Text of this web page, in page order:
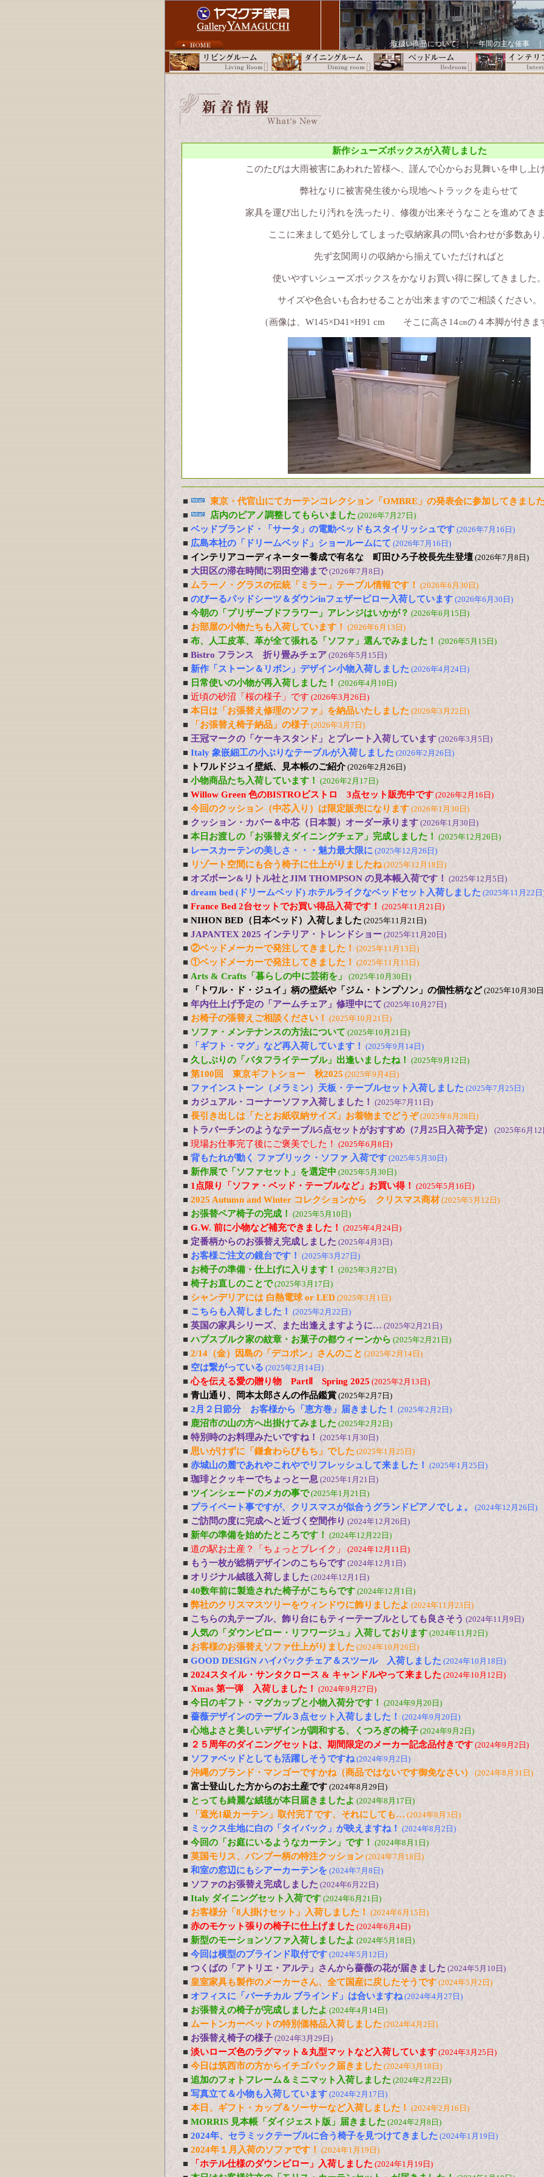
取扱い商品について｜年間の主な催事
新作シューズボックスが入荷しました
このたびは大雨被害にあわれた皆様へ、謹んで心からお見舞いを申し上
弊社なりに被害発生後から現地へトラックを走らせて
家具を運び出したり汚れを洗ったり、修復が出来そうなことを進めてき
ここに来まして処分してしまった収納家具の問い合わせが多数あり
先ず玄関周りの収納から揃えていただければと
使いやすいシューズボックスをかなりお買い得に探してきました
サイズや色合いも合わせることが出来ますのでご相談ください。
（画像は、W145×D41×H91 cm そこに高さ14㎝の４本脚が付きま
■
東京・代官山にてカーテンコレクション「OMBRE」の発表会に参加してきまし
■
店内のピアノ調整してもらいました (2026年7月27日)
■ ベッドブランド・「サータ」の電動ベッドもスタイリッシュです (2026年7月16日)
■ 広島本社の「ドリームベッド」ショールームにて (2026年7月16日)
■ インテリアコーディネーター養成で有名な 町田ひろ子校長先生登壇 (2026年7月8日)
■ 大田区の滞在時間に羽田空港まで(2026年7月8日)
■ ムラーノ・グラスの伝統「ミラー」テーブル情報です！ (2026年6月30日)
■ のびーるパッドシーツ＆ダウンinフェザーピロー入荷しています (2026年6月30日)
■ 今朝の「プリザーブドフラワー」アレンジはいかが？ (2026年6月15日)
■ お部屋の小物たちも入荷しています！ (2026年6月13日)
■ 布、人工皮革、革が全て張れる「ソファ」選んでみました！ (2026年5月15日)
■ Bistro フランス 折り畳みチェア (2026年5月15日)
■ 新作「ストーン＆リボン」デザイン小物入荷しました (2026年4月24日)
■ 日常使いの小物が再入荷しました！ (2026年4月10日)
■ 近頃の砂沼「桜の様子」です (2026年3月26日)
■ 本日は「お張替え修理のソファ」を納品いたしました (2026年3月22日)
■ 「お張替え椅子納品」の様子 (2026年3月7日)
■ 王冠マークの「ケーキスタンド」とプレート入荷しています (2026年3月5日)
■ Italy 象嵌細工の小ぶりなテーブルが入荷しました (2026年2月26日)
■ トワルドジュイ壁紙、見本帳のご紹介(2026年2月26日)
■ 小物商品たち入荷しています！ (2026年2月17日)
■ Willow Green 色のBISTROビストロ 3点セット販売中です (2026年2月16日)
■ 今回のクッション（中芯入り）は限定販売になります (2026年1月30日)
■ クッション・カバー＆中芯（日本製）オーダー承ります (2026年1月30日)
■ 本日お渡しの「お張替えダイニングチェア」完成しました！ (2025年12月26日)
■ レースカーテンの美しさ・・・魅力最大限に (2025年12月26日)
■ リゾート空間にも合う椅子に仕上がりましたね(2025年12月18日)
■ オズボーン&リトル社とJIM THOMPSON の見本帳入荷です！ (2025年12月5日)
■ dream bed (ドリームベッド) ホテルライクなベッドセット入荷しました (2025年11月22日
■ France Bed 2台セットでお買い得品入荷です！ (2025年11月21日)
■ NIHON BED（日本ベッド）入荷しました (2025年11月21日)
■ JAPANTEX 2025 インテリア・トレンドショー (2025年11月20日)
■ ②ベッドメーカーで発注してきました！ (2025年11月13日)
■ ①ベッドメーカーで発注してきました！ (2025年11月13日)
■ Arts & Crafts「暮らしの中に芸術を」 (2025年10月30日)
■ 「トワル・ド・ジュイ」柄の壁紙や「ジム・トンプソン」の個性柄など(2025年10月30
■ 年内仕上げ予定の「アームチェア」修理中にて (2025年10月27日)
■ お椅子の張替えご相談ください！ (2025年10月21日)
■ ソファ・メンテナンスの方法について (2025年10月21日)
■ 「ギフト・マグ」など再入荷しています！ (2025年9月14日)
■ 久しぶりの「バタフライテーブル」出逢いましたね！ (2025年9月12日)
■ 第100回 東京ギフトショー 秋2025 (2025年9月4日)
■ ファインストーン（メラミン）天板・テーブルセット入荷しました (2025年7月25日)
■ カジュアル・コーナーソファ入荷しました！ (2025年7月11日)
■ 長引き出しは「たとお紙収納サイズ」お着物までどうぞ(2025年6月28日)
■ トラバーチンのようなテーブル5点セットがおすすめ（7月25日入荷予定） (2025年6月12
■ 現場お仕事完了後にご褒美でした！ (2025年6月8日)
■ 背もたれが動く ファブリック・ソファ 入荷です (2025年5月30日)
■ 新作展で「ソファセット」を選定中 (2025年5月30日)
■ 1点限り「ソファ・ベッド・テーブルなど」お買い得！ (2025年5月16日)
■ 2025 Autumn and Winter コレクションから クリスマス商材(2025年5月12日)
■ お張替ペア椅子の完成！ (2025年5月10日)
■ G.W. 前に小物など補充できました！ (2025年4月24日)
■ 定番柄からのお張替え完成しました (2025年4月3日)
■ お客様ご注文の鏡台です！ (2025年3月27日)
■ お椅子の準備・仕上げに入ります！ (2025年3月27日)
■ 椅子お直しのことで(2025年3月17日)
■ シャンデリアには 白熱電球 or LED (2025年3月1日)
■ こちらも入荷しました！ (2025年2月22日)
■ 英国の家具シリーズ、また出逢えますように… (2025年2月21日)
■ ハプスブルク家の紋章・お菓子の都ウィーンから (2025年2月21日)
■ 2/14（金）因島の「デコポン」さんのこと (2025年2月14日)
■ 空は繋がっている (2025年2月14日)
■ 心を伝える愛の贈り物 PartⅡ Spring 2025 (2025年2月13日)
■ 青山通り、岡本太郎さんの作品鑑賞 (2025年2月7日)
■ 2月２日節分 お客様から「恵方巻」届きました！ (2025年2月2日)
■ 鹿沼市の山の方へ出掛けてみました (2025年2月2日)
■ 特別時のお料理みたいですね！ (2025年1月30日)
■ 思いがけずに「鎌倉わらびもち」でした (2025年1月25日)
■ 赤城山の麓であれやこれやでリフレッシュして来ました！ (2025年1月25日)
■ 珈琲とクッキーでちょっと一息 (2025年1月21日)
■ ツインシェードのメカの事で(2025年1月21日)
■ プライベート事ですが、クリスマスが似合うグランドピアノでしょ。 (2024年12月26日)
■ ご訪問の度に完成へと近づく空間作り (2024年12月26日)
■ 新年の準備を始めたところです！ (2024年12月22日)
■ 道の駅お土産？「ちょっとブレイク」 (2024年12月11日)
■ もう一枚が総柄デザインのこちらです (2024年12月1日)
■ オリジナル絨毯入荷しました (2024年12月1日)
■ 40数年前に製造された椅子がこちらです (2024年12月1日)
■ 弊社のクリスマスツリーをウィンドウに飾りましたよ (2024年11月23日)
■ こちらの丸テーブル、飾り台にもティーテーブルとしても良さそう (2024年11月9日)
■ 人気の「ダウンピロー・リフワージュ」入荷しております (2024年11月2日)
■ お客様のお張替えソファ仕上がりました (2024年10月26日)
■ GOOD DESIGN ハイバックチェア＆スツール 入荷しました (2024年10月18日)
■ 2024スタイル・サンタクロース & キャンドルやって来ました (2024年10月12日)
■ Xmas 第一弾 入荷しました！ (2024年9月27日)
■ 今日のギフト・マグカップと小物入荷分です！ (2024年9月20日)
■ 薔薇デザインのテーブル３点セット入荷しました！ (2024年9月20日)
■ 心地よさと美しいデザインが調和する、くつろぎの椅子 (2024年9月2日)
■ ２５周年のダイニングセットは、期間限定のメーカー記念品付きです (2024年9月2日)
■ ソファベッドとしても活躍しそうですね(2024年9月2日)
■ 沖縄のブランド・マンゴーですかね（商品ではないです御免なさい） (2024年8月31日)
■ 富士登山した方からのお土産です (2024年8月29日)
■ とっても綺麗な絨毯が本日届きましたよ (2024年8月17日)
■ 「遮光1級カーテン」取付完了です、それにしても… (2024年8月3日)
■ ミックス生地に白の「タイバック」が映えますね！ (2024年8月2日)
■ 今回の「お庭にいるようなカーテン」です！ (2024年8月1日)
■ 英国モリス、バンブー柄の特注クッション (2024年7月18日)
■ 和室の窓辺にもシアーカーテンを (2024年7月8日)
■ ソファのお張替え完成しました (2024年6月22日)
■ Italy ダイニングセット入荷です (2024年6月21日)
■ お客様分「8人掛けセット」入荷しました！ (2024年6月15日)
■ 赤のモケット張りの椅子に仕上げました (2024年6月4日)
■ 新型のモーションソファ入荷しましたよ (2024年5月18日)
■ 今回は横型のブラインド取付です (2024年5月12日)
■ つくばの「アトリエ・アルテ」さんから薔薇の花が届きました (2024年5月10日)
■ 皇室家具も製作のメーカーさん、全て国産に戻したそうです (2024年5月2日)
■ オフィスに「バーチカル ブラインド」は合いますね(2024年4月27日)
■ お張替えの椅子が完成しましたよ (2024年4月14日)
■ ムートンカーペットの特別価格品入荷しました (2024年4月2日)
■ お張替え椅子の様子 (2024年3月29日)
■ 淡いローズ色のラグマット＆丸型マットなど入荷しています (2024年3月25日)
■ 今日は筑西市の方からイチゴパック届きました (2024年3月18日)
■ 追加のフォトフレーム＆ミニマット入荷しました (2024年2月22日)
■ 写真立て＆小物も入荷しています (2024年2月17日)
■ 本日、ギフト・カップ＆ソーサーなど入荷しました！ (2024年2月16日)
■ MORRIS 見本帳「ダイジェスト版」届きました (2024年2月8日)
■ 2024年、セラミックテーブルに合う椅子を見つけてきました (2024年1月19日)
■ 2024年１月入荷のソファです！ (2024年1月19日)
■ 「ホテル仕様のダウンピロー」入荷しました (2024年1月19日)